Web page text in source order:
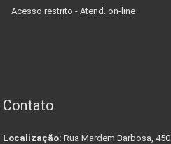
Acesso restrito - Atend. on-line
Contato
Localização: Rua Mardem Barbosa, 450